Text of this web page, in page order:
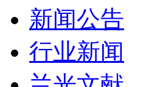
新闻公告
行业新闻